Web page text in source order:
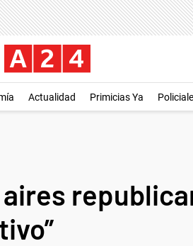
Actualidad Primicias Ya